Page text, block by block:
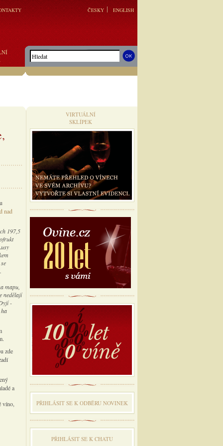
ČESKY ENGLISH
nad
197,5
mapu,
nedělají
-
zde
a
víno,
VIRTUÁLNÍ
SKLÍPEK
PŘIHLÁSIT SE K ODBĔRU NOVINEK
PŘIHLÁSIT SE K CHATU